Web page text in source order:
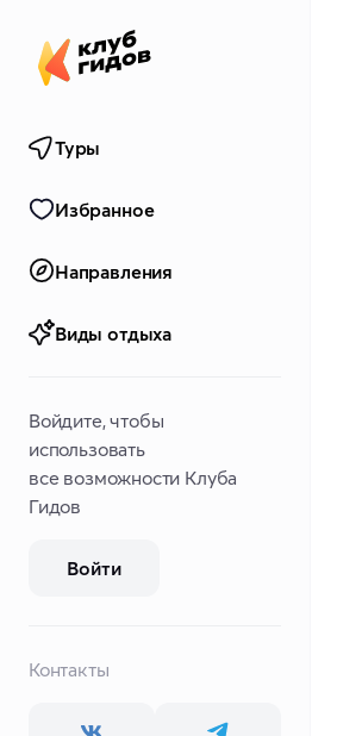
Туры
Избранное
Направления
Виды отдыха
Войдите, чтобы
использовать
все возможности Клуба
Гидов
Войти
Контакты